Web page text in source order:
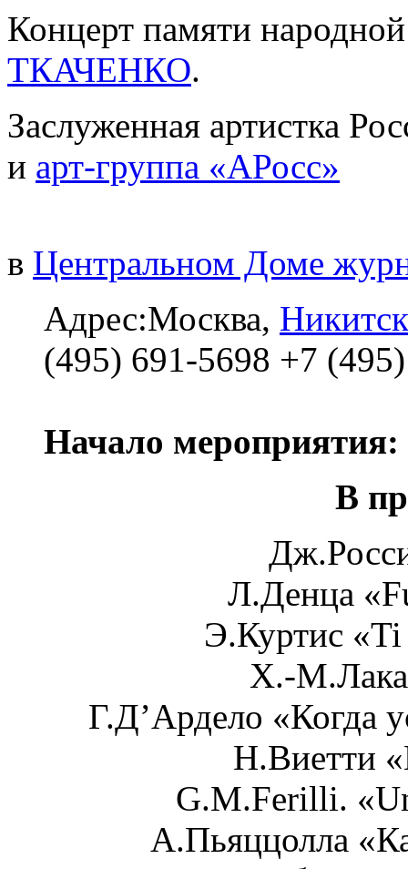
Концерт памяти
ТКАЧЕНКО.
Заслуженная артистка
и арт-группа «АРосс»
в Центральном Доме
Адрес:Москва,
(495) 691-5698 +7
Начало мероприятия:
В
Л.Денца
Э.Куртис
Х.-
Г.Д’Ардело «Когда
Н.Виетти
G.M.Ferilli.
А.Пьяццолла